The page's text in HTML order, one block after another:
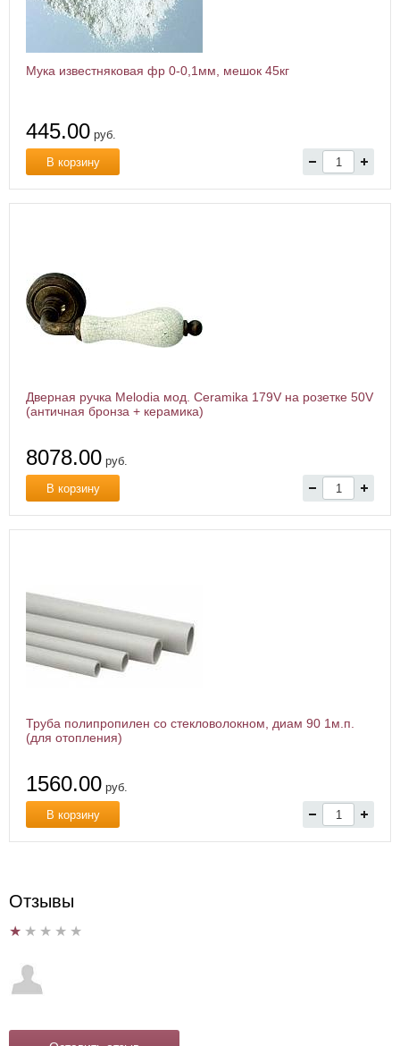
Мука известняковая фр 0-0,1мм, мешок 45кг
445.00 руб.
В корзину
Дверная ручка Melodia мод. Ceramika 179V на розетке 50V
(античная бронза + керамика)
8078.00 руб.
В корзину
Труба полипропилен со стекловолокном, диам 90 1м.п.
(для отопления)
1560.00 руб.
В корзину
Отзывы